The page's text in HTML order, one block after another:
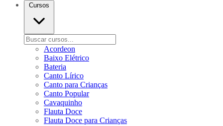
Cursos
Acordeon
Baixo Elétrico
Bateria
Canto Lírico
Canto para Crianças
Canto Popular
Cavaquinho
Flauta Doce
Flauta Doce para Crianças